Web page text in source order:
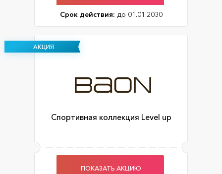
Срок действия: до 01.01.2030
АКЦИЯ
Спортивная коллекция Level up
ПОКАЗАТЬ АКЦИЮ